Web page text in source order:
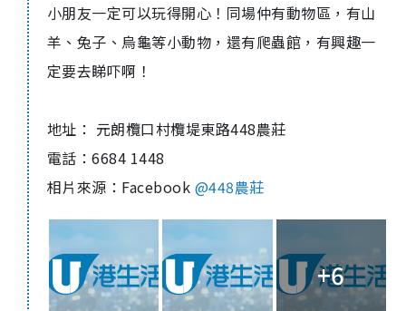
小朋友一定可以玩得開心！同場仲有動物區，有山
羊、兔子、烏龜等小動物，還有爬蟲館，有興趣一
定要去睇吓啊！
地址： 元朗欖口村欖堤東路448農莊
電話：6684 1448
相片來源： Facebook @448農莊
+6